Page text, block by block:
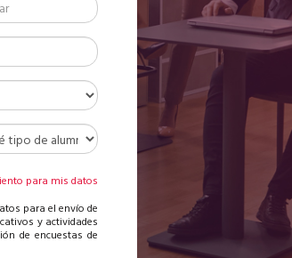
para mis datos
para el envío de
y actividades
de encuestas de